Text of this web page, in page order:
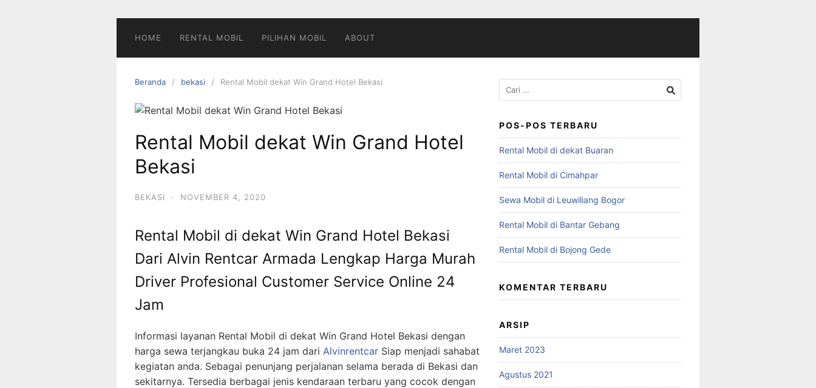
HOME RENTAL MOBIL PILIHAN MOBIL ABOUT
Beranda bekasi Rental Mobil dekat Win Grand Hotel Bekasi
Rental Mobil dekat Win Grand Hotel
Bekasi
BEKASI · NOVEMBER 4, 2020
Rental Mobil di dekat Win Grand Hotel Bekasi
Dari Alvin Rentcar Armada Lengkap Harga Murah
Driver Profesional Customer Service Online 24
Jam
Informasi layanan Rental Mobil di dekat Win Grand Hotel Bekasi dengan
harga sewa terjangkau buka 24 jam dari Alvinrentcar Siap menjadi sahabat
kegiatan anda. Sebagai penunjang perjalanan selama berada di Bekasi dan
sekitarnya. Tersedia berbagai jenis kendaraan terbaru yang cocok dengan
Cari
untuk:
POS-POS TERBARU
Rental Mobil di dekat Buaran
Rental Mobil di Cimahpar
Sewa Mobil di Leuwiliang Bogor
Rental Mobil di Bantar Gebang
Rental Mobil di Bojong Gede
KOMENTAR TERBARU
ARSIP
Maret 2023
Agustus 2021